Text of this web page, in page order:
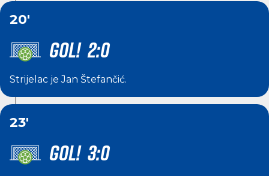
20'
GOL! 2:0
Strijelac jeJan Štefančić.
23'
GOL! 3:0